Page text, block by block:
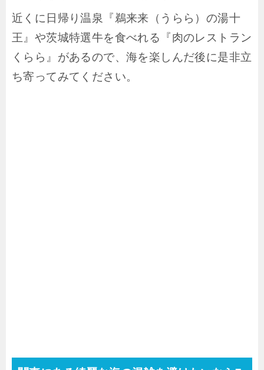
近くに日帰り温泉『鵜来来（うらら）の湯十
王』や茨城特選牛を食べれる『肉のレストラン
くらら』があるので、海を楽しんだ後に是非立
ち寄ってみてください。